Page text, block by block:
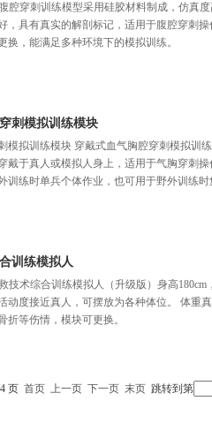
腔穿刺训练模型采用硅胶材料制成，仿真
，具有真实的解剖标记，适用于腹腔穿刺
换，能满足多种环境下的模拟训练。
刺模拟训练模块
模拟训练模块 穿戴式血气胸腔穿刺模拟训
戴于真人或模拟人身上，适用于气胸穿刺
训练时单兵个体作业，也可用于野外训练时
训练模拟人
技术综合训练模拟人（升级版）身高
动度接近真人，可摆放为各种体位。 体重
折等伤情，模块可更换。
页 首页 上一页 下一页 末页 跳转到第